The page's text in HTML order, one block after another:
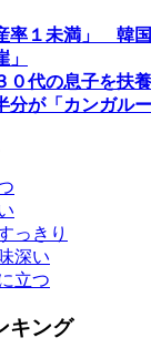
率１未満」 韓
０代の息子を扶
が「カンガルー
っきり
深い
立つ
キング